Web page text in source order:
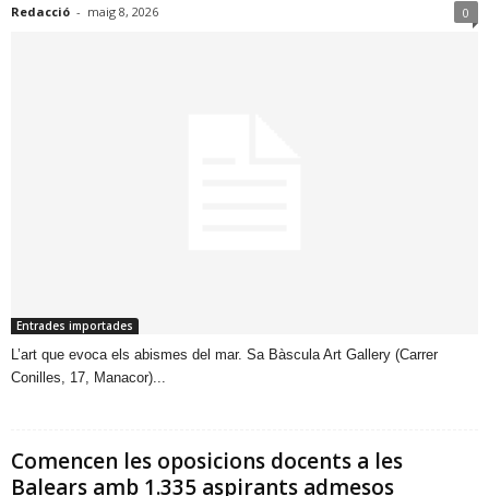
Redacció - maig 8, 2026 0
Entrades importades
​L’art que evoca els abismes del mar. Sa Bàscula Art Gallery (Carrer
Conilles, 17, Manacor)...
Comencen les oposicions docents a les
Balears amb 1.335 aspirants admesos